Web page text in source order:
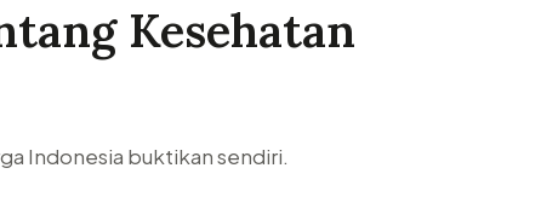
Kesehatan
Indonesia buktikan sendiri.